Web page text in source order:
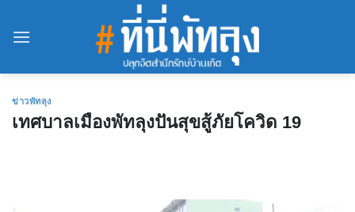
ข่าวพัทลุง
เทศบาลเมืองพัทลุงปันสุขสู้ภัยโควิด 19